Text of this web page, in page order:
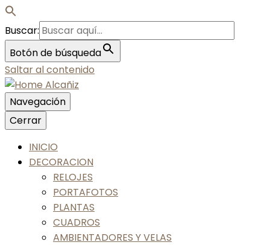
Buscar:
Botón de búsqueda
Saltar al contenido
Home Alcañiz
Nos gusta tu casa, nos gustas tú
Navegación
Cerrar
INICIO
DECORACION
RELOJES
PORTAFOTOS
PLANTAS
CUADROS
AMBIENTADORES Y VELAS